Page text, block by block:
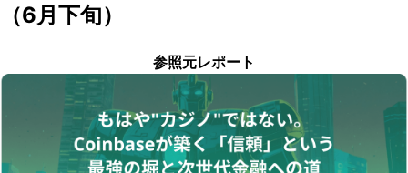
（6月下旬）
参照元レポート